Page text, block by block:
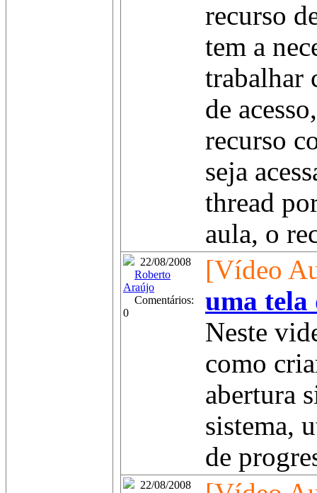
recurso
tem a
trabalhar
de
recurso
seja
thread
aula, o
22/08/2008
Roberto
Araújo
Comentários:
0
[Vídeo
uma tela
Neste
como
abertura
sistema,
de
22/08/2008